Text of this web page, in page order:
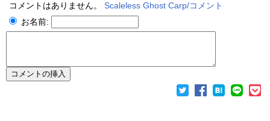
コメントはありません。 Scaleless Ghost Carp/コメント
お名前: